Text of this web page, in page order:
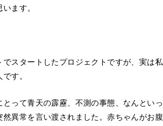
ます。
スタートしたプロジェクトですが、実は私
す。
って青天の霹靂、不測の事態、なんといっ
異常を言い渡されました。赤ちゃんがお腹